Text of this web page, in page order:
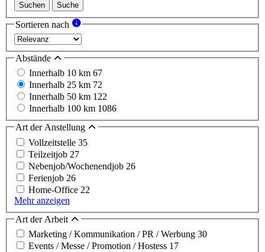
Suchen Suche
Sortieren nach
Abstände
Innerhalb 10 km 67
Innerhalb 25 km 72
Innerhalb 50 km 122
Innerhalb 100 km 1086
Art der Anstellung
Vollzeitstelle 35
Teilzeitjob 27
Nebenjob/Wochenendjob 26
Ferienjob 26
Home-Office 22
Mehr anzeigen
Art der Arbeit
Marketing / Kommunikation / PR / Werbung 30
Events / Messe / Promotion / Hostess 17